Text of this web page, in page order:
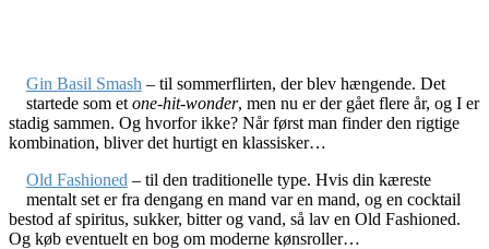
Gin Basil Smash – til sommerflirten, der blev hængende. Det
startede som et one-hit-wonder, men nu er der gået flere år, og I er
stadig sammen. Og hvorfor ikke? Når først man finder den rigtige
kombination, bliver det hurtigt en klassisker…
Old Fashioned – til den traditionelle type. Hvis din kæreste
mentalt set er fra dengang en mand var en mand, og en cocktail
bestod af spiritus, sukker, bitter og vand, så lav en Old Fashioned.
Og køb eventuelt en bog om moderne kønsroller…